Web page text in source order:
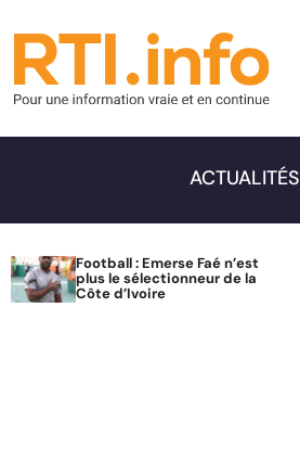
ACTUALITÉS
Football : Emerse Faé n’est
plus le sélectionneur de la
Côte d’Ivoire